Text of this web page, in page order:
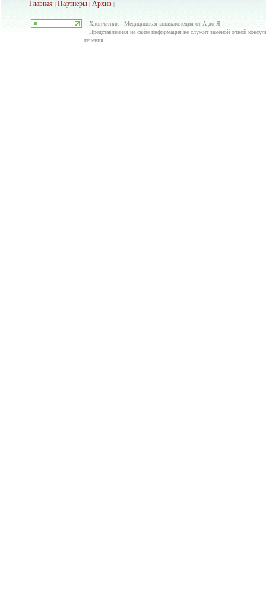
Главная | Партнеры | Архив |
Хлопчатник - Медицинская энциклопедия от А до Я
Представленная на сайте информация не служит заменой очной
лечения.